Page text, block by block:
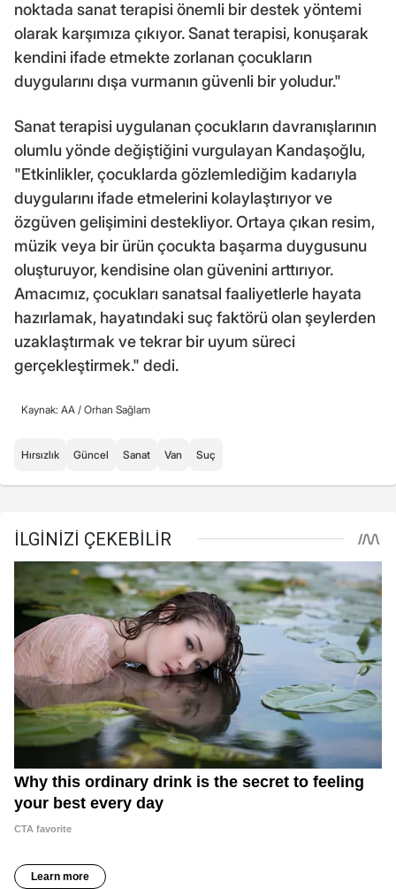
noktada sanat terapisi önemli bir destek yöntemi
olarak karşımıza çıkıyor. Sanat terapisi, konuşarak
kendini ifade etmekte zorlanan çocukların
duygularını dışa vurmanın güvenli bir yoludur."
Sanat terapisi uygulanan çocukların davranışlarının
olumlu yönde değiştiğini vurgulayan Kandaşoğlu,
"Etkinlikler, çocuklarda gözlemlediğim kadarıyla
duygularını ifade etmelerini kolaylaştırıyor ve
özgüven gelişimini destekliyor. Ortaya çıkan resim,
müzik veya bir ürün çocukta başarma duygusunu
oluşturuyor, kendisine olan güvenini arttırıyor.
Amacımız, çocukları sanatsal faaliyetlerle hayata
hazırlamak, hayatındaki suç faktörü olan şeylerden
uzaklaştırmak ve tekrar bir uyum süreci
gerçekleştirmek." dedi.
Kaynak: AA / Orhan Sağlam
Hırsızlık Güncel Sanat Van Suç